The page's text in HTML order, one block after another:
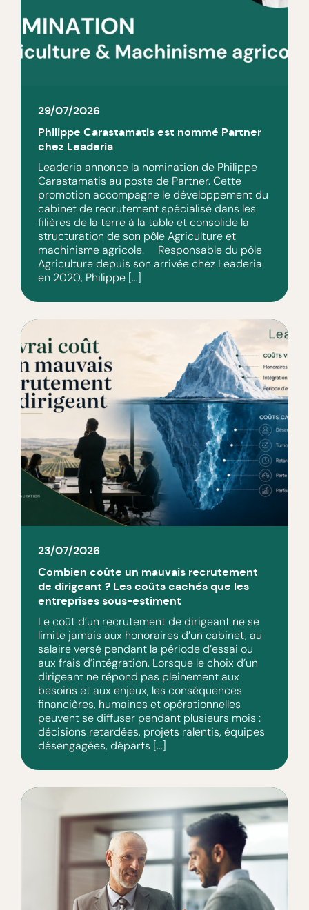
29/07/2026
Philippe Carastamatis est nommé Partner
chez Leaderia
Leaderia annonce la nomination de Philippe
Carastamatis au poste de Partner. Cette
promotion accompagne le développement du
cabinet de recrutement spécialisé dans les
filières de la terre à la table et consolide la
structuration de son pôle Agriculture et
machinisme agricole. Responsable du pôle
Agriculture depuis son arrivée chez Leaderia
en 2020, Philippe […]
23/07/2026
Combien coûte un mauvais recrutement
de dirigeant ? Les coûts cachés que les
entreprises sous-estiment
Le coût d’un recrutement de dirigeant ne se
limite jamais aux honoraires d’un cabinet, au
salaire versé pendant la période d’essai ou
aux frais d’intégration. Lorsque le choix d’un
dirigeant ne répond pas pleinement aux
besoins et aux enjeux, les conséquences
financières, humaines et opérationnelles
peuvent se diffuser pendant plusieurs mois :
décisions retardées, projets ralentis, équipes
désengagées, départs […]